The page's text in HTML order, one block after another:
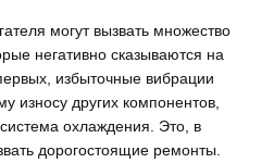
могут вызвать множество
негативно сказываются на
избыточные вибрации
износу других компонентов,
охлаждения. Это, в
дорогостоящие ремонты.